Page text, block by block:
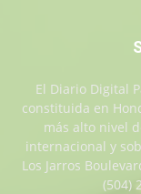
El Diario Digital
constituida en
más alto nivel
internacional y
Los Jarros
(504)